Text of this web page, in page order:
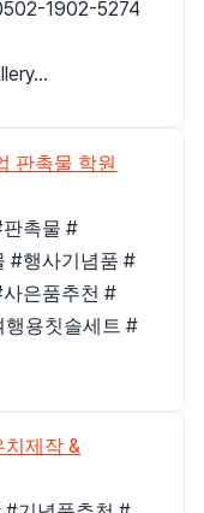
1902-5274
판촉물 학원
촉물 #
#행사기념품 #
은품추천 #
용칫솔세트 #
치제작 &